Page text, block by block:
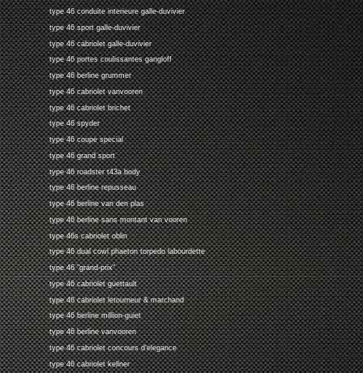
type 46 conduite interieure galle-duvivier
type 46 sport galle-duvivier
type 46 cabriolet galle-duvivier
type 46 portes coulissantes gangloff
type 46 berline grummer
type 46 cabriolet vanvooren
type 46 cabriolet brichet
type 46 spyder
type 46 coupe special
type 46 grand sport
type 46 roadster t43a body
type 46 berline repusseau
type 46 berline van den plas
type 46 berline sans montant van vooren
type 46s cabriolet oblin
type 46 dual cowl phaeton torpedo labourdette
type 46 "grand-prix"
type 46 cabriolet guettault
type 46 cabriolet letourneur & marchand
type 46 berline million-guiet
type 46 berline vanvooren
type 46 cabriolet concours d'elegance
type 46 cabriolet kellner